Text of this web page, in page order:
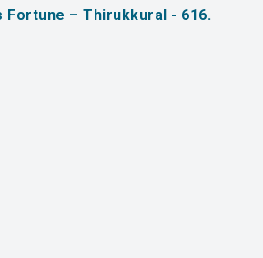
– Thirukkural - 616.